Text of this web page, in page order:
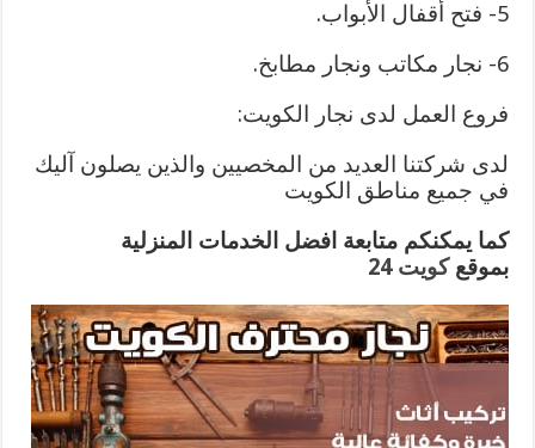
5- فتح أقفال الأبواب.
6- نجار مكاتب ونجار مطابخ.
فروع العمل لدى نجار الكويت:
لدى شركتنا العديد من المخصيين والذين يصلون آليك
في جميع مناطق الكويت
كما يمكنكم متابعة افضل الخدمات المنزلية
بموقعكويت 24